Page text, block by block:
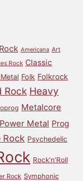
Americana Art
Rock Classic
Folk Folkrock
Rock Heavy
Metalcore
Power Metal Prog
Rock Psychedelic
Rock'n'Roll
Rock Symphonic